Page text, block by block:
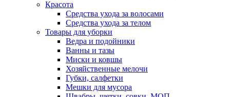
Красота
Средства ухода за волосами
Средства ухода за телом
Товары для уборки
Ведра и подойники
Ванны и тазы
Миски и ковшы
Хозяйственные мелочи
Губки, салфетки
Мешки для мусора